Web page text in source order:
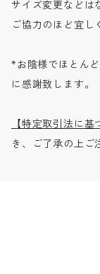
サイズ変更などは
ご協力のほど宜し
*お陰様でほとん
に感謝致します。
【特定取引法に基
き、ご了承の上ご